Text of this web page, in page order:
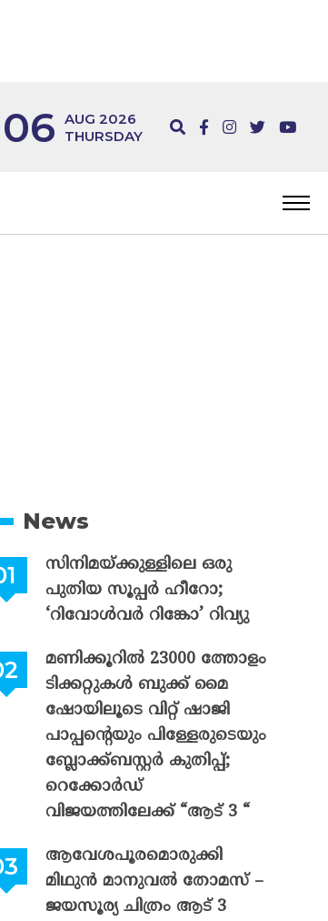
06 AUG 2026
THURSDAY
News
സിനിമയ്ക്കുള്ളിലെ ഒരു
പുതിയ സൂപ്പർ ഹീറോ;
‘റിവോൾവർ റിങ്കോ’ റിവ്യു
മണിക്കൂറിൽ 23000 ത്തോളം
ടിക്കറ്റുകൾ ബുക്ക് മൈ
ഷോയിലൂടെ വിറ്റ് ഷാജി
പാപ്പന്റെയും പിള്ളേരുടെയും
ബ്ലോക്ക്ബസ്റ്റർ കുതിപ്പ്;
റെക്കോർഡ്
വിജയത്തിലേക്ക് “ആട് 3 “
ആവേശപൂരമൊരുക്കി
മിഥുൻ മാനുവൽ തോമസ് –
ജയസൂര്യ ചിത്രം ആട് 3